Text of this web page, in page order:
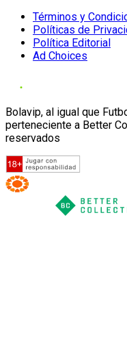
Términos y
Políticas de
Política Editorial
Ad Choices
Bolavip, al igual que
perteneciente a Better
reservados